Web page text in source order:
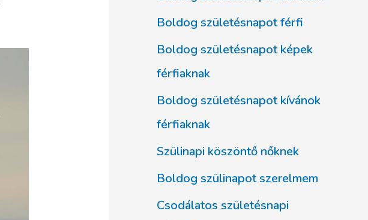
Boldog születésnapot férfi
Boldog születésnapot képek
férfiaknak
Boldog születésnapot kívánok
férfiaknak
Szülinapi köszöntő nőknek
Boldog szülinapot szerelmem
Csodálatos születésnapi